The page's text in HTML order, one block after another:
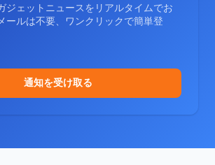
ジェットニュースをリアルタイムでお
ールは不要、ワンクリックで簡単登
通知を受け取る